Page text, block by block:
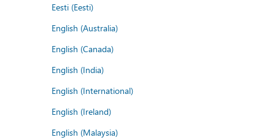
Eesti (Eesti)
English (Australia)
English (Canada)
English (India)
English (International)
English (Ireland)
English (Malaysia)